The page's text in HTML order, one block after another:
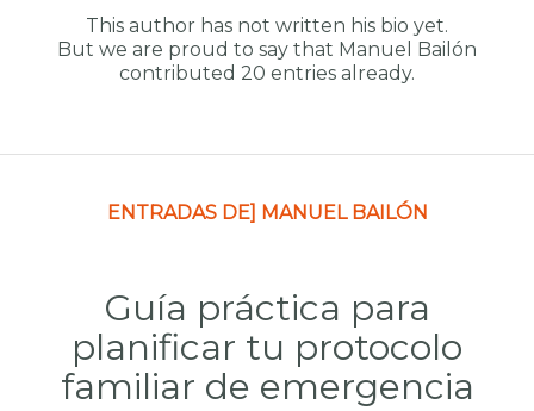
This author has not written his bio yet.
But we are proud to say that Manuel Bailón
contributed 20 entries already.
ENTRADAS DE] MANUEL BAILÓN
Guía práctica para
planificar tu protocolo
familiar de emergencia